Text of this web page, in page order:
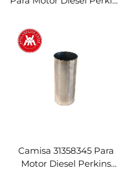
Camisa 31358345 Para
Motor Diesel Perkins